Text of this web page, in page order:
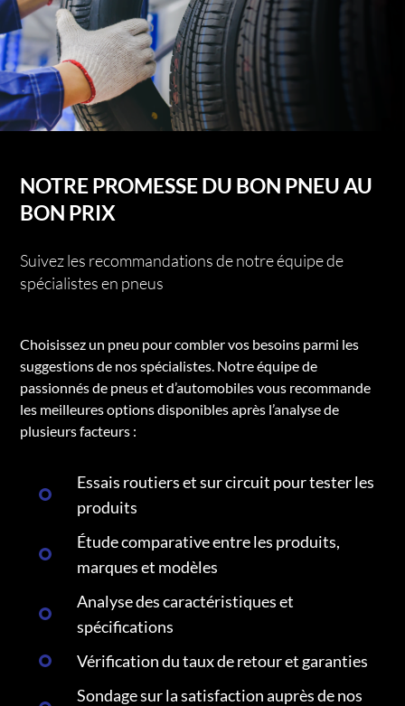
NOTRE PROMESSE DU BON PNEU AU
BON PRIX
Suivez les recommandations de notre équipe de
spécialistes en pneus
Choisissez un pneu pour combler vos besoins parmi les
suggestions de nos spécialistes. Notre équipe de
passionnés de pneus et d’automobiles vous recommande
les meilleures options disponibles après l’analyse de
plusieurs facteurs :
Essais routiers et sur circuit pour tester les
produits
Étude comparative entre les produits,
marques et modèles
Analyse des caractéristiques et
spécifications
Vérification du taux de retour et garanties
Sondage sur la satisfaction auprès de nos